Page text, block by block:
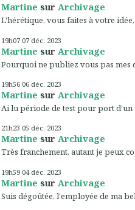
Martine sur Archivage
L'hérétique, vous faites à votre
19h07 07 déc. 2023
Martine sur Archivage
Pourquoi ne publiez vous pas mes
19h56 06 déc. 2023
Martine sur Archivage
Ai lu période de test pour port d'un
21h23 05 déc. 2023
Martine sur Archivage
Très franchement, autant je peux
19h59 04 déc. 2023
Martine sur Archivage
Suis dégoûtée, l'employée de ma